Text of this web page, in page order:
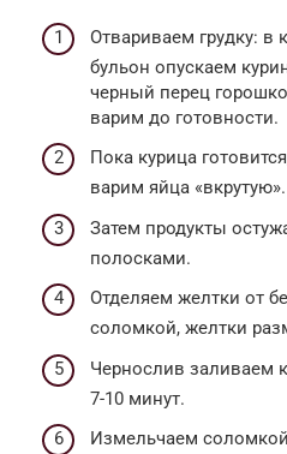
Отвариваем грудку:
бульон опускаем
черный перец
варим до готовности.
Пока курица
варим яйца «вкрутую».
Затем продукты
полосками.
Отделяем желтки от
соломкой, желтки
Чернослив заливаем
7-10 минут.
Измельчаем